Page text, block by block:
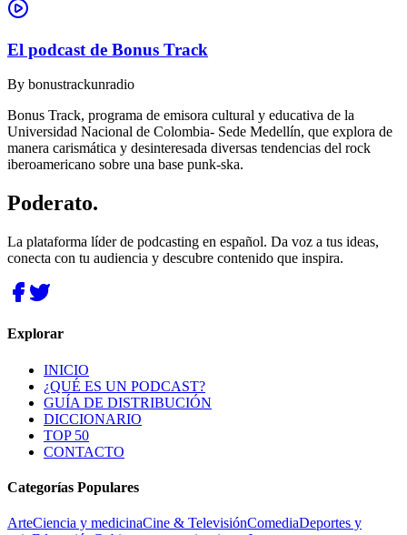
El podcast de Bonus Track
By bonustrackunradio
Bonus Track, programa de emisora cultural y educativa de la
Universidad Nacional de Colombia- Sede Medellín, que explora de
manera carismática y desinteresada diversas tendencias del rock
iberoamericano sobre una base punk-ska.
Poderato.
La plataforma líder de podcasting en español. Da voz a tus ideas,
conecta con tu audiencia y descubre contenido que inspira.
Explorar
INICIO
¿QUÉ ES UN PODCAST?
GUÍA DE DISTRIBUCIÓN
DICCIONARIO
TOP 50
CONTACTO
Categorías Populares
ArteCiencia y medicinaCine & TelevisiónComediaDeportes y